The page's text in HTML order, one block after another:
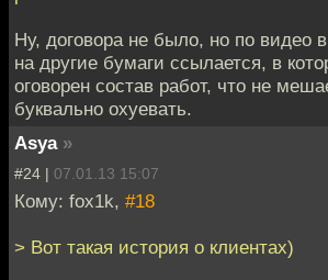
Ну, договора не было, но по видео
на другие бумаги ссылается, в
оговорен состав работ, что не
буквально охуевать.
Asya »
#24 | 07.01.13 15:07
Кому: fox1k, #18
> Вот такая история о клиентах)